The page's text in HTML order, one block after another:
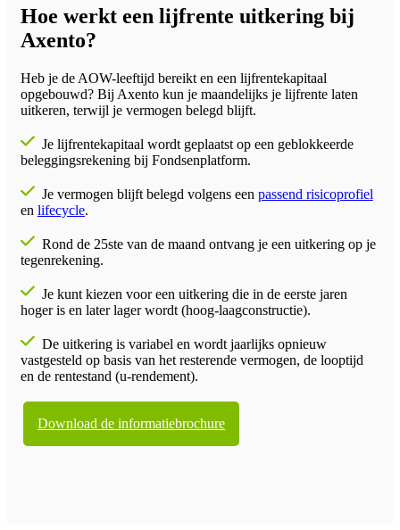
Hoe werkt een lijfrente uitkering bij
Axento?
Heb je de AOW-leeftijd bereikt en een lijfrentekapitaal
opgebouwd? Bij Axento kun je maandelijks je lijfrente laten
uitkeren, terwijl je vermogen belegd blijft.
Je lijfrentekapitaal wordt geplaatst op een geblokkeerde
beleggingsrekening bij Fondsenplatform.
Je vermogen blijft belegd volgens een passend risicoprofiel
en lifecycle.
Rond de 25ste van de maand ontvang je een uitkering op je
tegenrekening.
Je kunt kiezen voor een uitkering die in de eerste jaren
hoger is en later lager wordt (hoog-laagconstructie).
De uitkering is variabel en wordt jaarlijks opnieuw
vastgesteld op basis van het resterende vermogen, de looptijd
en de rentestand (u-rendement).
Download de informatiebrochure